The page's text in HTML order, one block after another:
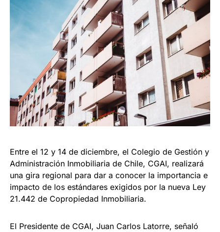
Entre el 12 y 14 de diciembre, el Colegio de Gestión y
Administración Inmobiliaria de Chile, CGAI, realizará
una gira regional para dar a conocer la importancia e
impacto de los estándares exigidos por la nueva Ley
21.442 de Copropiedad Inmobiliaria.
El Presidente de CGAI, Juan Carlos Latorre, señaló